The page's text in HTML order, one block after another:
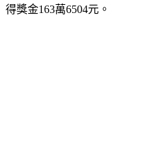
得獎金163萬6504元。